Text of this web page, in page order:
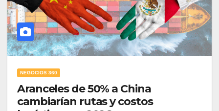
NEGOCIOS 360
Aranceles de 50% a China
cambiarían rutas y costos